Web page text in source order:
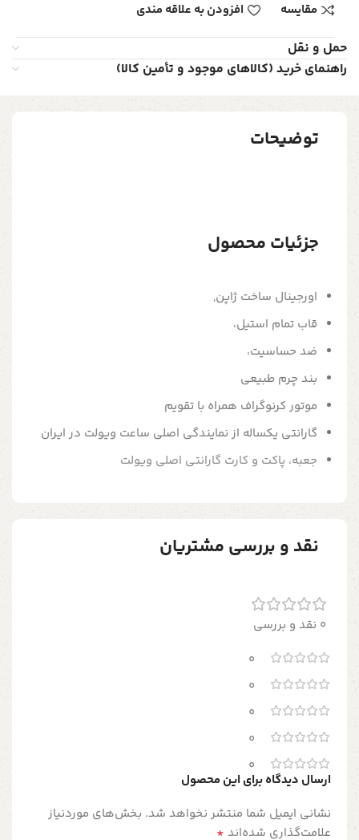
مقایسه افزودن به علاقه مندی
حمل و نقل
راهنمای خرید (کالاهای موجود و تأمین کالا)
توضیحات
جزئیات محصول
اورجینال ساخت ژاپن,
قاب تمام استیل،
ضد حساسیت،
بند چرم طبیعی
موتور کرنوگراف همراه با تقویم
گارانتی یکساله از نمایندگی اصلی ساعت ویولت در ایران
جعبه، پاکت و کارت گارانتی اصلی ویولت
نقد و بررسی مشتریان
0 نقد و بررسی
0
0
0
0
0
ارسال دیدگاه برای این محصول
نشانی ایمیل شما منتشر نخواهد شد. بخش‌های موردنیاز
علامت‌گذاری شده‌اند *